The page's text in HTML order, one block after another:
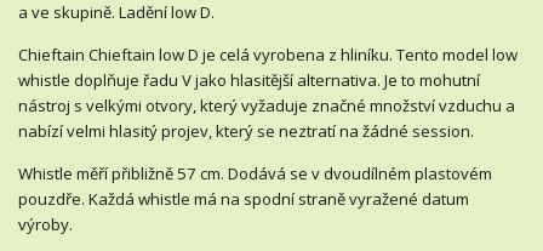
a ve skupině. Ladění low D.
Chieftain Chieftain low D je celá vyrobena z hliníku. Tento model low
whistle doplňuje řadu V jako hlasitější alternativa. Je to mohutní
nástroj s velkými otvory, který vyžaduje značné množství vzduchu a
nabízí velmi hlasitý projev, který se neztratí na žádné session.
Whistle měří přibližně 57 cm. Dodává se v dvoudílném plastovém
pouzdře. Každá whistle má na spodní straně vyražené datum
výroby.